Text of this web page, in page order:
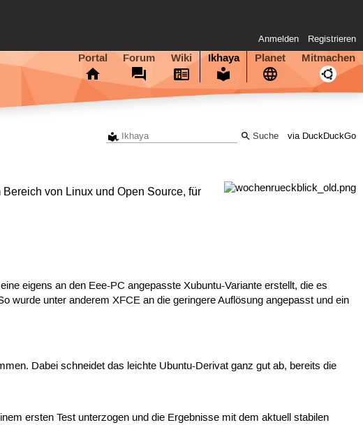
Anmelden Registrieren
Portal Forum Wiki Ikhaya Planet Mitmachen
via DuckDuckGo
von Linux und Open Source, für
eigens an den Eee-PC angepasste Xubuntu-Variante erstellt, die es
wurde unter anderem XFCE an die geringere Auflösung angepasst und ein
Dabei schneidet das leichte Ubuntu-Derivat ganz gut ab, bereits die
ersten Test unterzogen und die Ergebnisse mit dem aktuell stabilen